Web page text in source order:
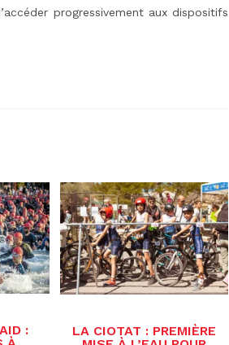
progressivement aux dispositifs
:
LA CIOTAT : PREMIÈRE